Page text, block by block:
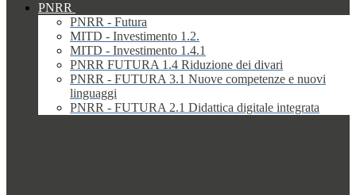
PNRR
PNRR - Futura
MITD - Investimento 1.2.
MITD - Investimento 1.4.1
PNRR FUTURA 1.4 Riduzione dei divari
PNRR - FUTURA 3.1 Nuove competenze e nuovi
linguaggi
PNRR - FUTURA 2.1 Didattica digitale integrata